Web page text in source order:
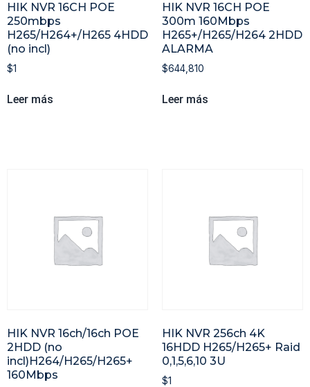
HIK NVR 16CH POE
250mbps
H265/H264+/H265 4HDD
(no incl)
$1
Leer más
HIK NVR 16CH POE
300m 160Mbps
H265+/H265/H264 2HDD
ALARMA
$644,810
Leer más
HIK NVR 16ch/16ch POE
2HDD (no
incl)H264/H265/H265+
160Mbps
HIK NVR 256ch 4K
16HDD H265/H265+ Raid
0,1,5,6,10 3U
$1